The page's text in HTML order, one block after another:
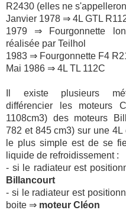
R2430 (elles ne
Janvier 1978 ⇒ 4L GTL
1979 ⇒ Fourgonnette
réalisée par Teilhol
1983 ⇒ Fourgonnette F4
Mai 1986 ⇒ 4L TL 112C
Il existe plusieurs
différencier les moteurs
1108cm3) des moteurs
782 et 845 cm3) sur une 4L
le plus simple est de se
liquide de refroidissement :
- si le radiateur est
Billancourt
- si le radiateur est
boite ⇒ moteur Cléon